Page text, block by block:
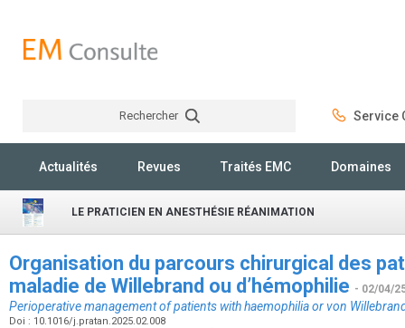
Rechercher Service
Actualités Revues Traités EMC Domaines
LE PRATICIEN EN ANESTHÉSIE RÉANIMATION
Organisation du parcours chirurgical des
maladie de Willebrand ou d’hémophilie - 02/04/
Perioperative management of patients with haemophilia or von
Doi : 10.1016/j.pratan.2025.02.008